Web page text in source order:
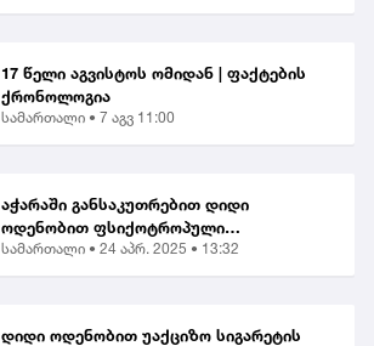
17 წელი აგვისტოს ომიდან | ფაქტების
ქრონოლოგია
სამართალი • 7 აგვ 11:00
აჭარაში განსაკუთრებით დიდი
ოდენობით ფსიქოტროპული
ნივთიერების შეძენა-შენახვისა და
სამართალი • 24 აპრ. 2025 • 13:32
დიდი ოდენობით უაქციზო სიგარეტის